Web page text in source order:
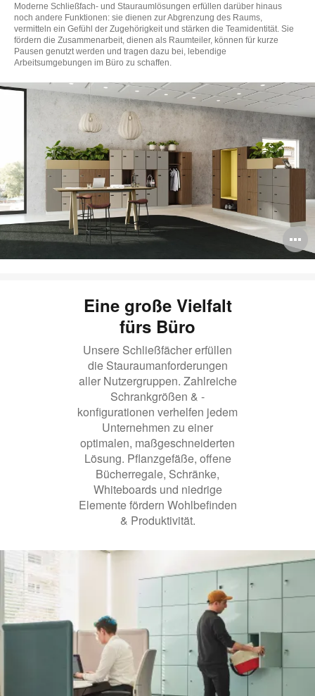
Moderne Schließfach- und Stauraumlösungen erfüllen darüber hinaus
noch andere Funktionen: sie dienen zur Abgrenzung des Raums,
vermitteln ein Gefühl der Zugehörigkeit und stärken die Teamidentität. Sie
fördern die Zusammenarbeit, dienen als Raumteiler, können für kurze
Pausen genutzt werden und tragen dazu bei, lebendige
Arbeitsumgebungen im Büro zu schaffen.
Eine große Vielfalt
fürs Büro
Unsere Schließfächer erfüllen
die Stauraumanforderungen
aller Nutzergruppen. Zahlreiche
Schrankgrößen & -
konfigurationen verhelfen jedem
Unternehmen zu einer
optimalen, maßgeschneiderten
Lösung. Pflanzgefäße, offene
Bücherregale, Schränke,
Whiteboards und niedrige
Elemente fördern Wohlbefinden
& Produktivität.